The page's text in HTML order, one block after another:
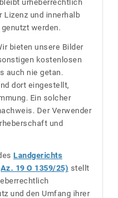
urheberrechtlich
und innerhalb
werden.
bieten unsere Bilder
kostenlosen
auch nie getan.
dort eingestellt,
Ein solcher
Der Verwender
und
Landgerichts
19 O 1359/25) stellt
und den Umfang ihrer